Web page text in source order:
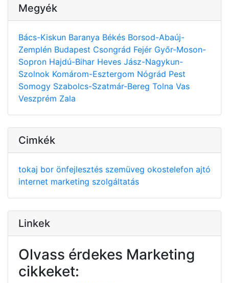
Megyék
Bács-Kiskun Baranya Békés Borsod-Abaúj-
Zemplén Budapest Csongrád Fejér Győr-Moson-
Sopron Hajdú-Bihar Heves Jász-Nagykun-
Szolnok Komárom-Esztergom Nógrád Pest
Somogy Szabolcs-Szatmár-Bereg Tolna Vas
Veszprém Zala
Cimkék
tokaj bor önfejlesztés szemüveg okostelefon ajtó
internet marketing szolgáltatás
Linkek
Olvass érdekes Marketing
cikkeket: